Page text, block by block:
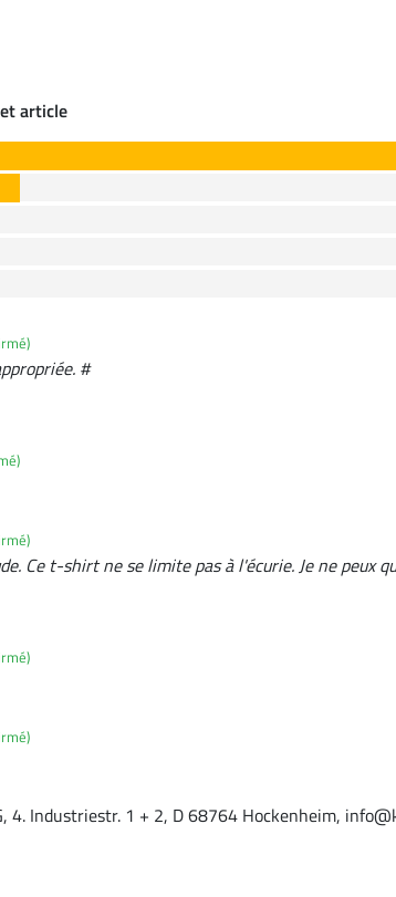
article
#
Ce t-shirt ne se limite pas à l'écurie. Je ne peux
4. Industriestr. 1 + 2, D 68764 Hockenheim,